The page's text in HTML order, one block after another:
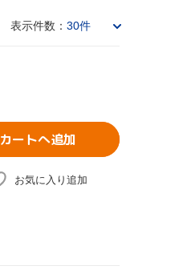
表示件数： 30件
カートへ追加
お気に入り追加